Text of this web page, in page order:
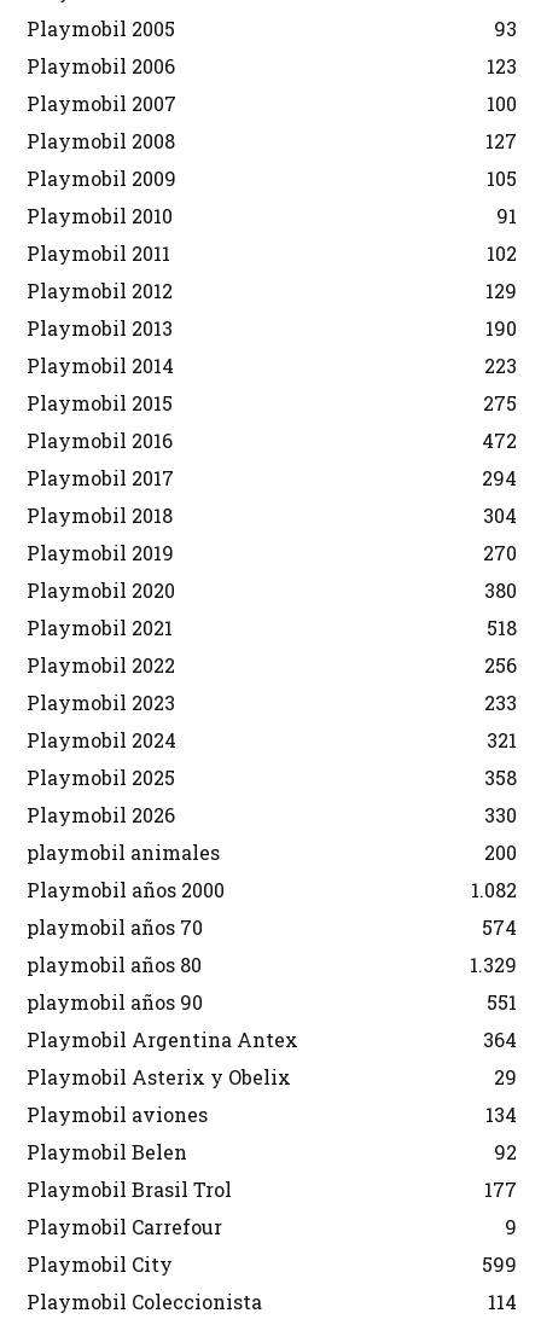
Playmobil 2005
93
Playmobil 2006
123
Playmobil 2007
100
Playmobil 2008
127
Playmobil 2009
105
Playmobil 2010
91
Playmobil 2011
102
Playmobil 2012
129
Playmobil 2013
190
Playmobil 2014
223
Playmobil 2015
275
Playmobil 2016
472
Playmobil 2017
294
Playmobil 2018
304
Playmobil 2019
270
Playmobil 2020
380
Playmobil 2021
518
Playmobil 2022
256
Playmobil 2023
233
Playmobil 2024
321
Playmobil 2025
358
Playmobil 2026
330
playmobil animales
200
Playmobil años 2000
1.082
playmobil años 70
574
playmobil años 80
1.329
playmobil años 90
551
Playmobil Argentina Antex
364
Playmobil Asterix y Obelix
29
Playmobil aviones
134
Playmobil Belen
92
Playmobil Brasil Trol
177
Playmobil Carrefour
9
Playmobil City
599
Playmobil Coleccionista
114